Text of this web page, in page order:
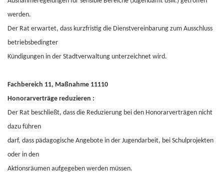
werden.
Der Rat erwartet, dass kurzfristig die Dienstvereinbarung zum Ausschluss
betriebsbedingter
Kündigungen in der Stadtverwaltung unterzeichnet wird.
Fachbereich 11, Maßnahme 11110
Honorarverträge reduzieren :
Der Rat beschließt, dass die Reduzierung bei den Honorarverträgen nicht
dazu führen
darf, dass pädagogische Angebote in der Jugendarbeit, bei Schulprojekten
oder in den
Aktionsräumen aufgegeben werden müssen.